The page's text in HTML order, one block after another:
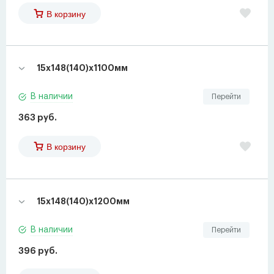
В корзину
15х148(140)х1100мм
Перейти
В наличии
363 руб.
В корзину
15х148(140)х1200мм
Перейти
В наличии
396 руб.